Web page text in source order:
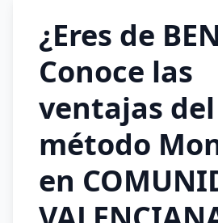
¿Eres de
Conoce las
ventajas del
método
en